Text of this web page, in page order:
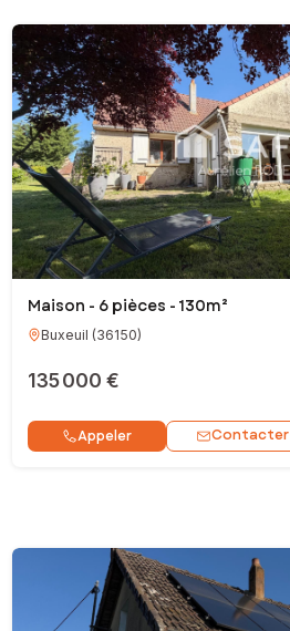
Maison - 6 pièces - 130m²
Buxeuil (36150)
135 000 €
Appeler Contacter